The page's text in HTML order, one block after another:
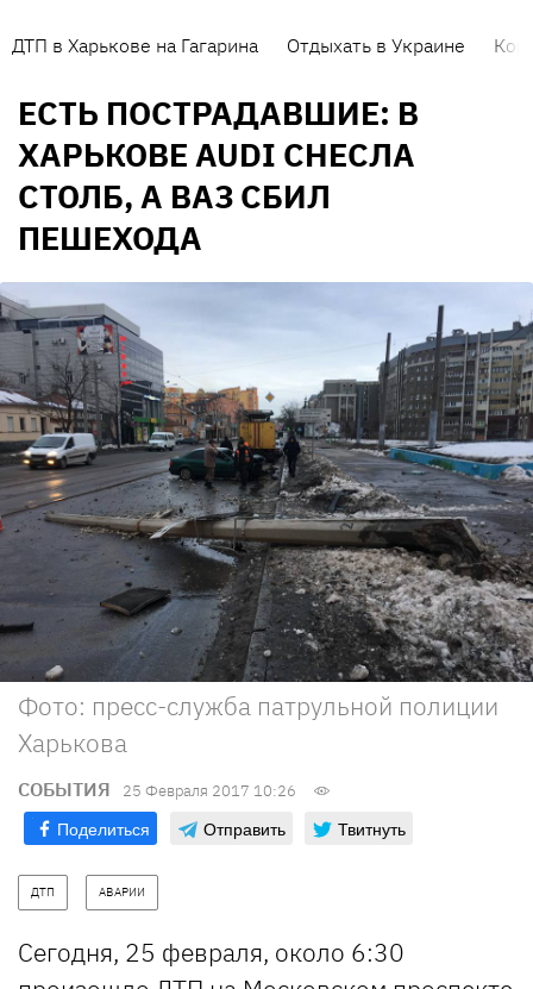
ДТП в Харькове на Гагарина Отдыхать в Украине
ЕСТЬ ПОСТРАДАВШИЕ: В
ХАРЬКОВЕ AUDI СНЕСЛА
СТОЛБ, А ВАЗ СБИЛ
ПЕШЕХОДА
Фото: пресс-служба патрульной полиции
Харькова
СОБЫТИЯ 25 Февраля 2017 10:26
Поделиться Отправить Твитнуть
ДТП АВАРИИ
Сегодня, 25 февраля, около 6:30